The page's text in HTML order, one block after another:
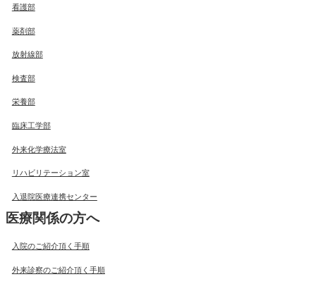
看護部
薬剤部
放射線部
検査部
栄養部
臨床工学部
外来化学療法室
リハビリテーション室
入退院医療連携センター
医療関係の方へ
入院のご紹介頂く手順
外来診察のご紹介頂く手順